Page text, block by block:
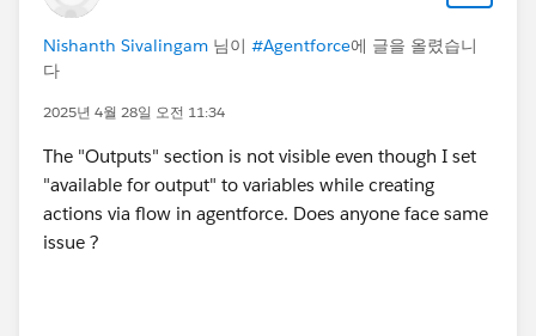
Nishanth Sivalingam 님이 #Agentforce에 글을 올렸습니
다
2025년 4월 28일 오전 11:34
The "Outputs" section is not visible even though I set
"available for output" to variables while creating
actions via flow in agentforce. Does anyone face same
issue ?